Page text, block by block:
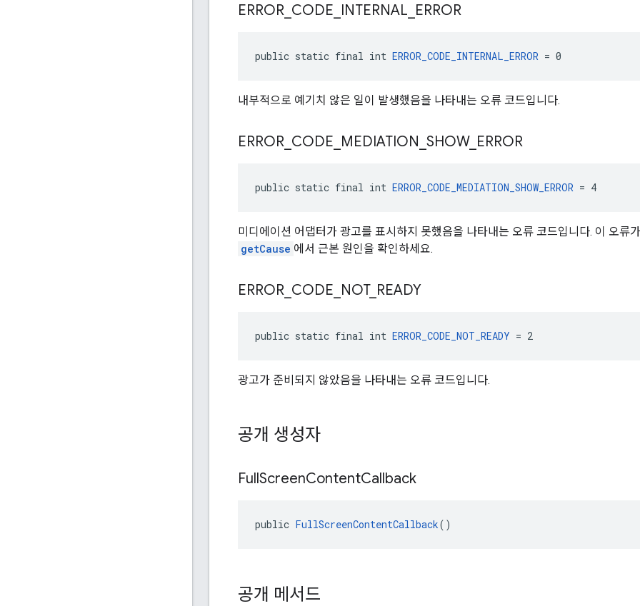
ERROR CODE INTERNAL ERROR
public static final int ERROR_CODE_INTERNAL_ERROR = 0
내부적으로 예기치 않은 일이 발생했음을 나타내는 오류 코드입니다.
ERROR CODE MEDIATION SHOW_ ERROR
public static final int ERROR_CODE_MEDIATION_SHOW_ERROR = 4
미디에이션 어댑터가 광고를 표시하지 못했음을 나타내는 오류 코드입니다. 이 오류
getCause 에서 근본 원인을 확인하세요.
ERROR CODE NOT_ READY
public static final int ERROR_CODE_NOT_READY = 2
광고가 준비되지 않았음을 나타내는 오류 코드입니다.
공개 생성자
FullScreenContentCallback
public FullScreenContentCallback()
공개 메서드